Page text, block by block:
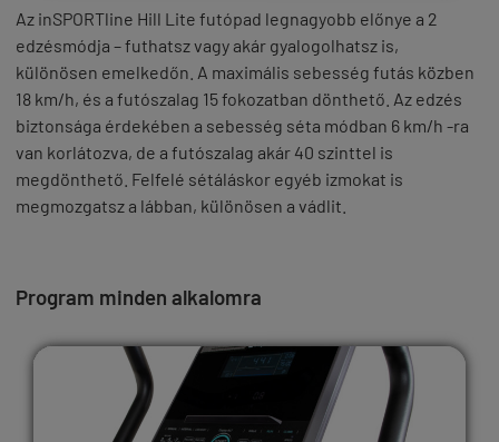
Az inSPORTline Hill Lite futópad legnagyobb előnye a 2
edzésmódja –futhatszvagy akár gyalogolhatsz is,
különösen emelkedőn . A maximális sebesség futás közben
18 km/h, és a futószalag 15 fokozatban dönthető. Az edzés
biztonsága érdekében a sebesség séta módban 6 km/h -ra
van korlátozva, de a futószalag akár 40 szinttel is
megdönthető. Felfelé sétáláskor egyéb izmokat is
megmozgatsz a lábban, különösen a vádlit.
Program minden alkalomra